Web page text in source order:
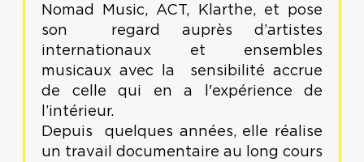
Nomad Music, ACT, Klarthe, et pose
son regard auprès d’artistes
internationaux et ensembles
musicaux avec la sensibilité accrue
de celle qui en a l'expérience de
l’intérieur.
Depuis quelques années, elle réalise
un travail documentaire au long cours